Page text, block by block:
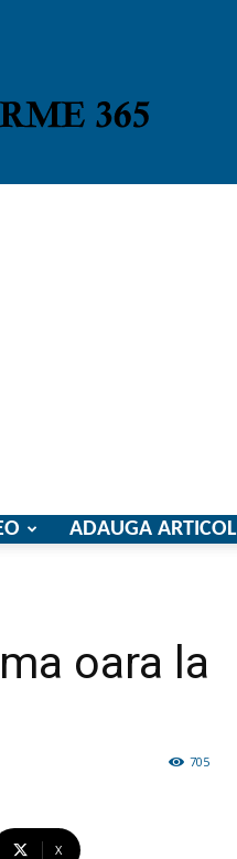
ADAUGA ARTICOL
oara la
705
X